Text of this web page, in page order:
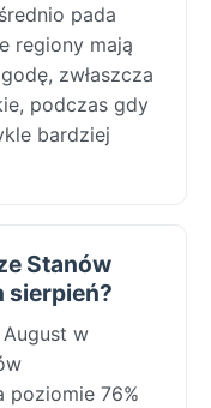
pada
regiony mają
zwłaszcza
podczas gdy
bardziej
Stanów
sierpień?
w
poziomie 76%